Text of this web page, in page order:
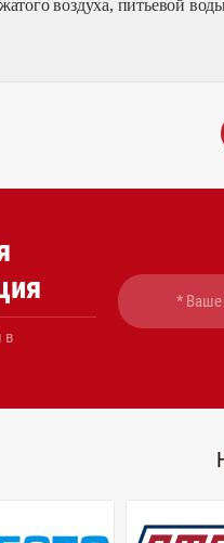
воздуха, питьевой
в